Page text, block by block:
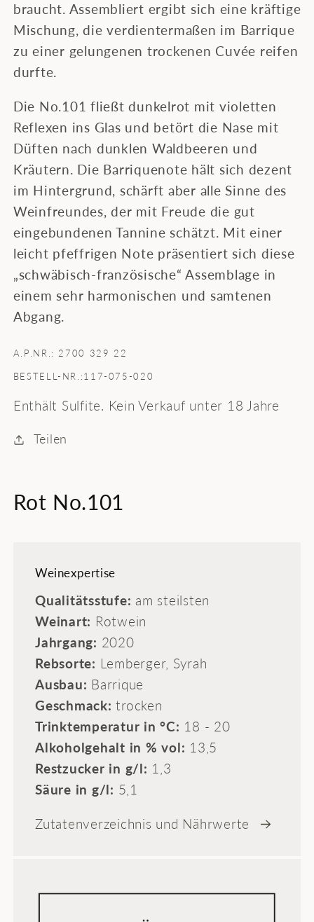
braucht. Assembliert ergibt sich eine kräftige
Mischung, die verdientermaßen im Barrique
zu einer gelungenen trockenen Cuvée reifen
durfte.
Die No.101 fließt dunkelrot mit violetten
Reflexen ins Glas und betört die Nase mit
Düften nach dunklen Waldbeeren und
Kräutern. Die Barriquenote hält sich dezent
im Hintergrund, schärft aber alle Sinne des
Weinfreundes, der mit Freude die gut
eingebundenen Tannine schätzt. Mit einer
leicht pfeffrigen Note präsentiert sich diese
„schwäbisch-französische“ Assemblage in
einem sehr harmonischen und samtenen
Abgang.
A.P.NR.: 2700 329 22
BESTELL-NR.:117-075-020
Enthält Sulfite. Kein Verkauf unter 18 Jahre
Teilen
Rot No.101
Weinexpertise
Qualitätsstufe: am steilsten
Weinart: Rotwein
Jahrgang: 2020
Rebsorte: Lemberger, Syrah
Ausbau: Barrique
Geschmack:trocken
Trinktemperatur in °C: 18 - 20
Alkoholgehalt in % vol: 13,5
Restzucker in g/l: 1,3
Säure in g/l: 5,1
Zutatenverzeichnis und Nährwerte